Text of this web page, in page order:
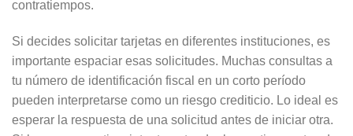
contratiempos.
Si decides solicitar tarjetas en diferentes instituciones, es
importante espaciar esas solicitudes. Muchas consultas a
tu número de identificación fiscal en un corto período
pueden interpretarse como un riesgo crediticio. Lo ideal es
esperar la respuesta de una solicitud antes de iniciar otra.